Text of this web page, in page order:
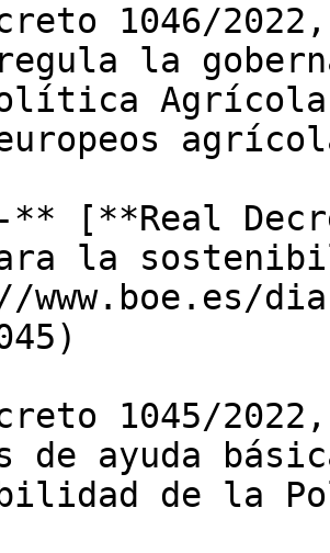
1046/
la
Agrícola
** [**Real
la
1045/
de ayuda
de la